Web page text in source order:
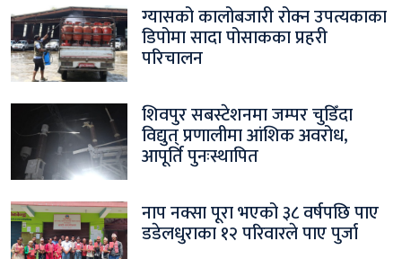
ग्यासको कालोबजारी रोक्न उपत्यकाका
डिपोमा सादा पोसाकका प्रहरी
परिचालन
शिवपुर सबस्टेशनमा जम्पर चुडिँदा
विद्युत् प्रणालीमा आंशिक अवरोध,
आपूर्ति पुनःस्थापित
नाप नक्सा पूरा भएको ३८ वर्षपछि पाए
डडेलधुराका १२ परिवारले पाए पुर्जा